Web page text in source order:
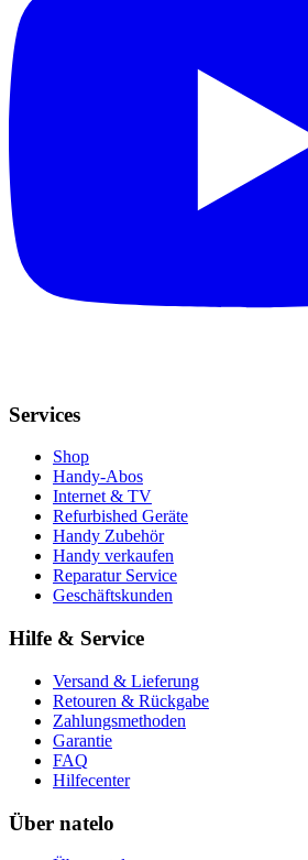
Services
Shop
Handy-Abos
Internet & TV
Refurbished Geräte
Handy Zubehör
Handy verkaufen
Reparatur Service
Geschäftskunden
Hilfe & Service
Versand & Lieferung
Retouren & Rückgabe
Zahlungsmethoden
Garantie
FAQ
Hilfecenter
Über natelo